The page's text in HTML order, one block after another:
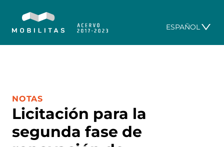
ESPAÑOL
Licitación para la
segunda fase de
CATEGORÍA:
NOTAS